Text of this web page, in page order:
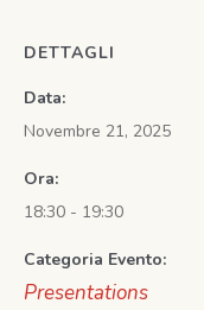
DETTAGLI
Data:
Novembre 21, 2025
Ora:
18:30 - 19:30
Categoria Evento:
Presentations